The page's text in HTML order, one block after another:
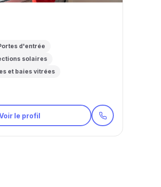
d'entrée
solaires
et baies vitrées
le profil